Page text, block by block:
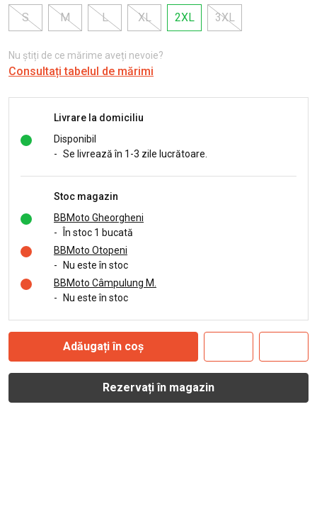
S
M L XL 2XL 3XL
Nu știți de ce mărime aveți nevoie?
Consultați tabelul de mărimi
Livrare la domiciliu
Disponibil
- Se livrează în 1-3 zile lucrătoare.
Stoc magazin
BBMoto Gheorgheni
-
În stoc 1 bucată
BBMoto Otopeni
-
Nu este în stoc
BBMoto Câmpulung M.
-
Nu este în stoc
Adăugați în coș
Rezervați în magazin